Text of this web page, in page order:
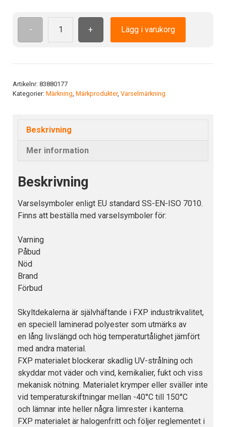
-
ISO7010
Använd
+ Lägg i varukorg
Artikelnr: 83880177
Kategorier: Märkning Märkprodukter, Varselmärkning
Beskrivning
Mer information
Beskrivning
Varselsymboler enligt EU standard SS-EN-ISO 7010.
Finns att beställa med varselsymboler för:
Varning
Påbud
Nöd
Brand
Förbud
Skyltdekalerna är självhäftande i FXP industrikvalitet,
en speciell laminerad polyester som utmärks av
en lång livslängd och hög temperaturtålighet jämfört
med andra material.
FXP materialet blockerar skadlig UV-strålning och
skyddar mot väder och vind, kemikalier, fukt och viss
mekanisk nötning. Materialet krymper eller sväller inte
vid temperaturskiftningar mellan -40°C till 150°C
och lämnar inte heller några limrester i kanterna.
FXP materialet är halogenfritt och följer reglementet i